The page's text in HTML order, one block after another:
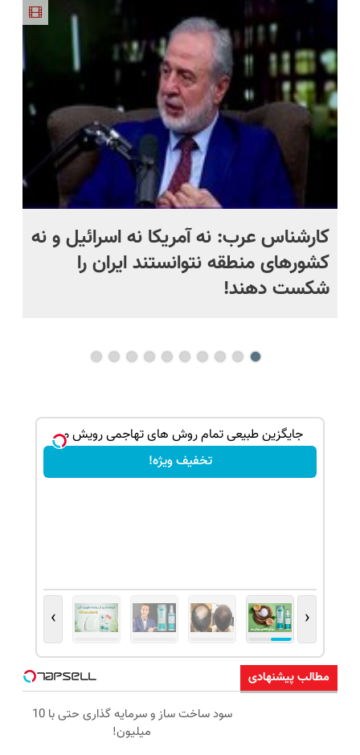
قیمت بازار
🔥)
دیجیتال
مدت
محدود
طبیعی!
رایگان+پرداخت
اقساطی😍
پرسشنامه و
دریافت راه
حل
کارشناس عرب: نه آمریکا نه اسرائیل و نه
کشورهای منطقه نتوانستند ایران را
شکست دهند!
جایگزین طبیعی تمام روش های تهاجمی رویش مو
تخفیف ویژه!
‹
›
مطالب پیشنهادی
سود ساخت ساز و سرمایه گذاری حتی با 10
میلیون!